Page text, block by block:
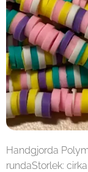
Handgjorda
rundaStorlek: